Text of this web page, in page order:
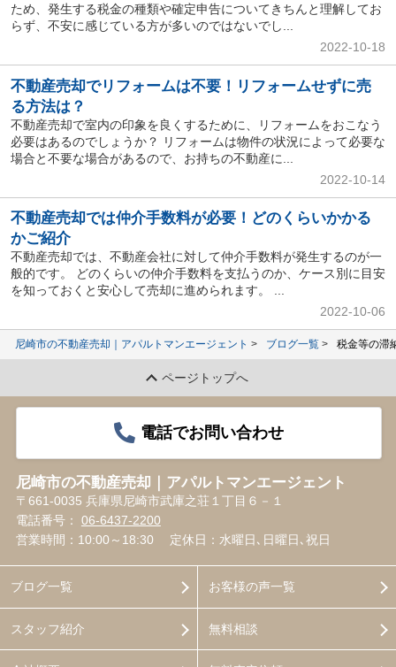
ため、発生する税金の種類や確定申告についてきちんと理解してお
らず、不安に感じている方が多いのではないでし...
2022-10-18
不動産売却でリフォームは不要！リフォームせずに売
る方法は？
不動産売却で室内の印象を良くするために、リフォームをおこなう
必要はあるのでしょうか？ リフォームは物件の状況によって必要な
場合と不要な場合があるので、お持ちの不動産に...
2022-10-14
不動産売却では仲介手数料が必要！どのくらいかかる
かご紹介
不動産売却では、不動産会社に対して仲介手数料が発生するのが一
般的です。 どのくらいの仲介手数料を支払うのか、ケース別に目安
を知っておくと安心して売却に進められます。 ...
2022-10-06
尼崎市の不動産売却｜アパルトマンエージェント ブログ一覧 税金等の滞
ページトップへ
電話でお問い合わせ
尼崎市の不動産売却｜アパルトマンエージェント
〒661-0035 兵庫県尼崎市武庫之荘１丁目６－１
電話番号： 06-6437-2200
営業時間：10:00～18:30
定休日：水曜日､日曜日､祝日
ブログ一覧
スタッフ紹介
お客様の声一覧
無料相談